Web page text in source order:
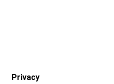
Privacy